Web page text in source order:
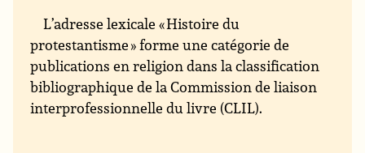
L’adresse lexicale « Histoire du
protestantisme » forme une catégorie de
publications en religion dans la classification
bibliographique de la Commission de liaison
interprofessionnelle du livre (CLIL).